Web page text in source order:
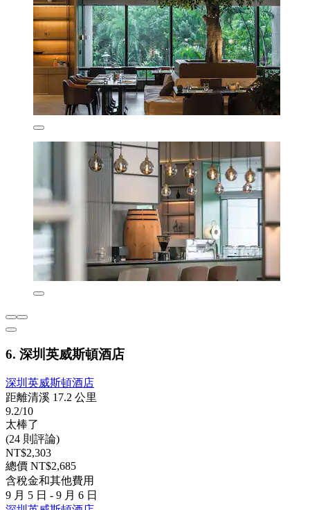
6. 深圳英威斯頓酒店
深圳英威斯頓酒店
距離清溪 17.2 公里
9.2/10
太棒了
(24 則評論)
NT$2,303
總價 NT$2,685
含稅金和其他費用
9 月 5 日 - 9 月 6 日